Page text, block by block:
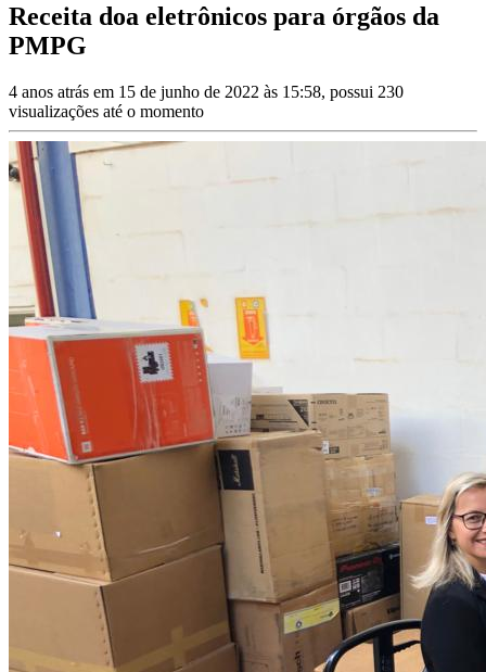
Receita doa eletrônicos para órgãos da
PMPG
4 anos atrás em 15 de junho de 2022 às 15:58, possui 230
visualizações até o momento